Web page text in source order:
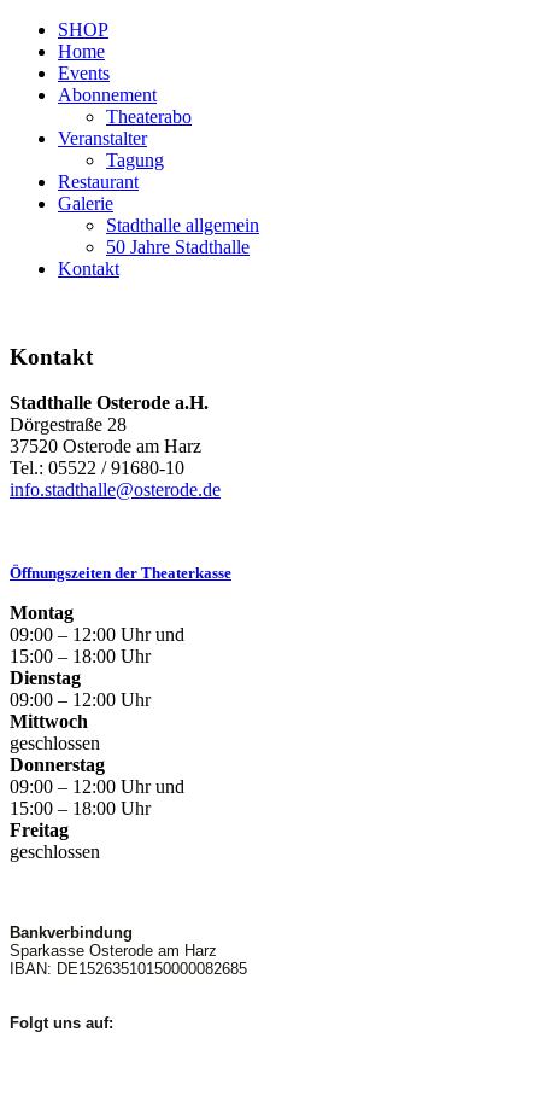
SHOP
Home
Events
Abonnement
Theaterabo
Veranstalter
Tagung
Restaurant
Galerie
Stadthalle allgemein
50 Jahre Stadthalle
Kontakt
Kontakt
Stadthalle Osterode a.H.
Dörgestraße 28
37520 Osterode am Harz
Tel.: 05522 / 91680-10
info.stadthalle@osterode.de
Öffnungszeiten der Theaterkasse
Montag
09:00 – 12:00 Uhr und
15:00 – 18:00 Uhr
Dienstag
09:00 – 12:00 Uhr
Mittwoch
geschlossen
Donnerstag
09:00 – 12:00 Uhr und
15:00 – 18:00 Uhr
Freitag
geschlossen
Bankverbindung
Sparkasse Osterode am Harz
IBAN: DE15263510150000082685
Folgt uns auf: